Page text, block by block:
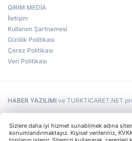
QIRIM MEDİA
İletişim
Kullanım Şartnamesi
Gizlilik Politikası
Çerez Politikası
Veri Politikası
HABER YAZILIMI ve TURKTICARET.NET
Sizlere daha iyi hizmet sunabilmek adına
konumlandırmaktayız. Kişisel verileriniz,